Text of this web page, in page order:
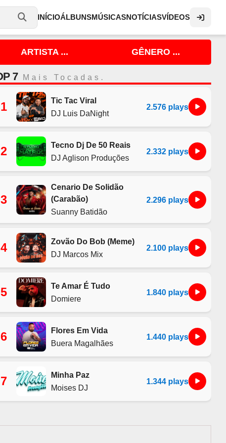
INÍCIOÁLBUNSMÚSICASNOTÍCIASVÍDEOS
ARTISTA ... GÊNERO ...
7 Mais Tocadas.
1
Tic Tac Viral
DJ Luis DaNight
2.576 plays
2
Tecno Dj De 50 Reais
DJ Aglison Produções
2.332 plays
3
Cenario De Solidão
(Carabão)
Suanny Batidão
2.296 plays
4
Zovão Do Bob (Meme)
DJ Marcos Mix
2.100 plays
5
Te Amar É Tudo
Domiere
1.840 plays
6
Flores Em Vida
Buera Magalhães
1.440 plays
7
Minha Paz
Moises DJ
1.344 plays